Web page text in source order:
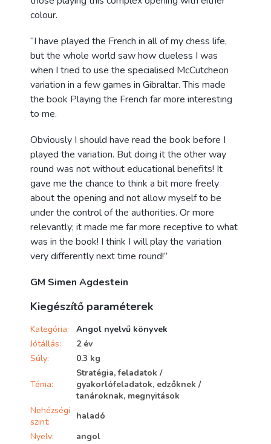
colour.
“I have played the French in all of my chess life,
but the whole world saw how clueless I was
when I tried to use the specialised McCutcheon
variation in a few games in Gibraltar. This made
the book Playing the French far more interesting
to me.
Obviously I should have read the book before I
played the variation. But doing it the other way
round was not without educational benefits! It
gave me the chance to think a bit more freely
about the opening and not allow myself to be
under the control of the authorities. Or more
relevantly; it made me far more receptive to what
was in the book! I think I will play the variation
very differently next time round!”
GM Simen Agdestein
Kiegészítő paraméterek
Kategória:
Angol nyelvű könyvek
Jótállás:
2 év
Súly: 0.3 kg
Téma:
Stratégia, feladatok /
gyakorlófeladatok, edzőknek /
tanároknak, megnyitások
Nehézségi
szint:
haladó
Nyelv:
angol